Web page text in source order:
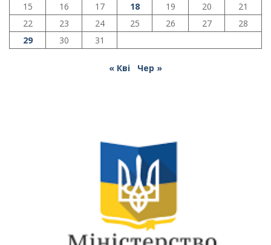
15
16 17 18 19 20
21
22
23 24 25 26 27
28
29
30 31
« Кві Чер »